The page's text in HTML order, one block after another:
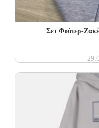
Σετ Φoύτερ-